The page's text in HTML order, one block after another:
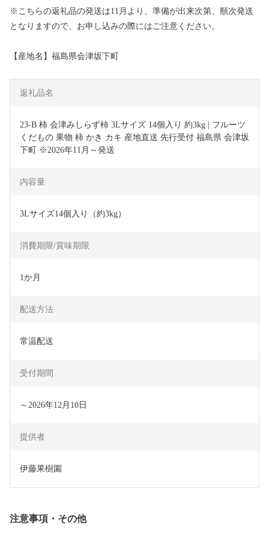
※こちらの返礼品の発送は11月より、準備が出来次第、順次発送
となりますので、お申し込みの際にはご注意ください。
【産地名】福島県会津坂下町
返礼品名
23-B 柿 会津みしらず柿 3Lサイズ 14個入り 約3kg | フルーツ
くだもの 果物 柿 かき カキ 産地直送 先行受付 福島県 会津坂
下町 ※2026年11月～発送
内容量
3Lサイズ14個入り（約3kg）
消費期限/賞味期限
1か月
配送方法
常温配送
受付期間
～2026年12月10日
提供者
伊藤果樹園
注意事項・その他